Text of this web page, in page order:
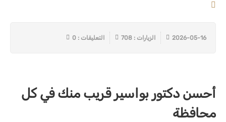
2026-05-16 الزيارات : 708 التعليقات : 0
أحسن دكتور بواسير قريب منك في كل
محافظة